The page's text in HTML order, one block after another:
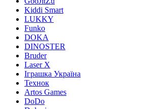
Kiddi Smart
LUKKY
Funko
DOKA
DINOSTER
Bruder
Laser X
Іграшка Україна
Технок
Artos Games
DoDo